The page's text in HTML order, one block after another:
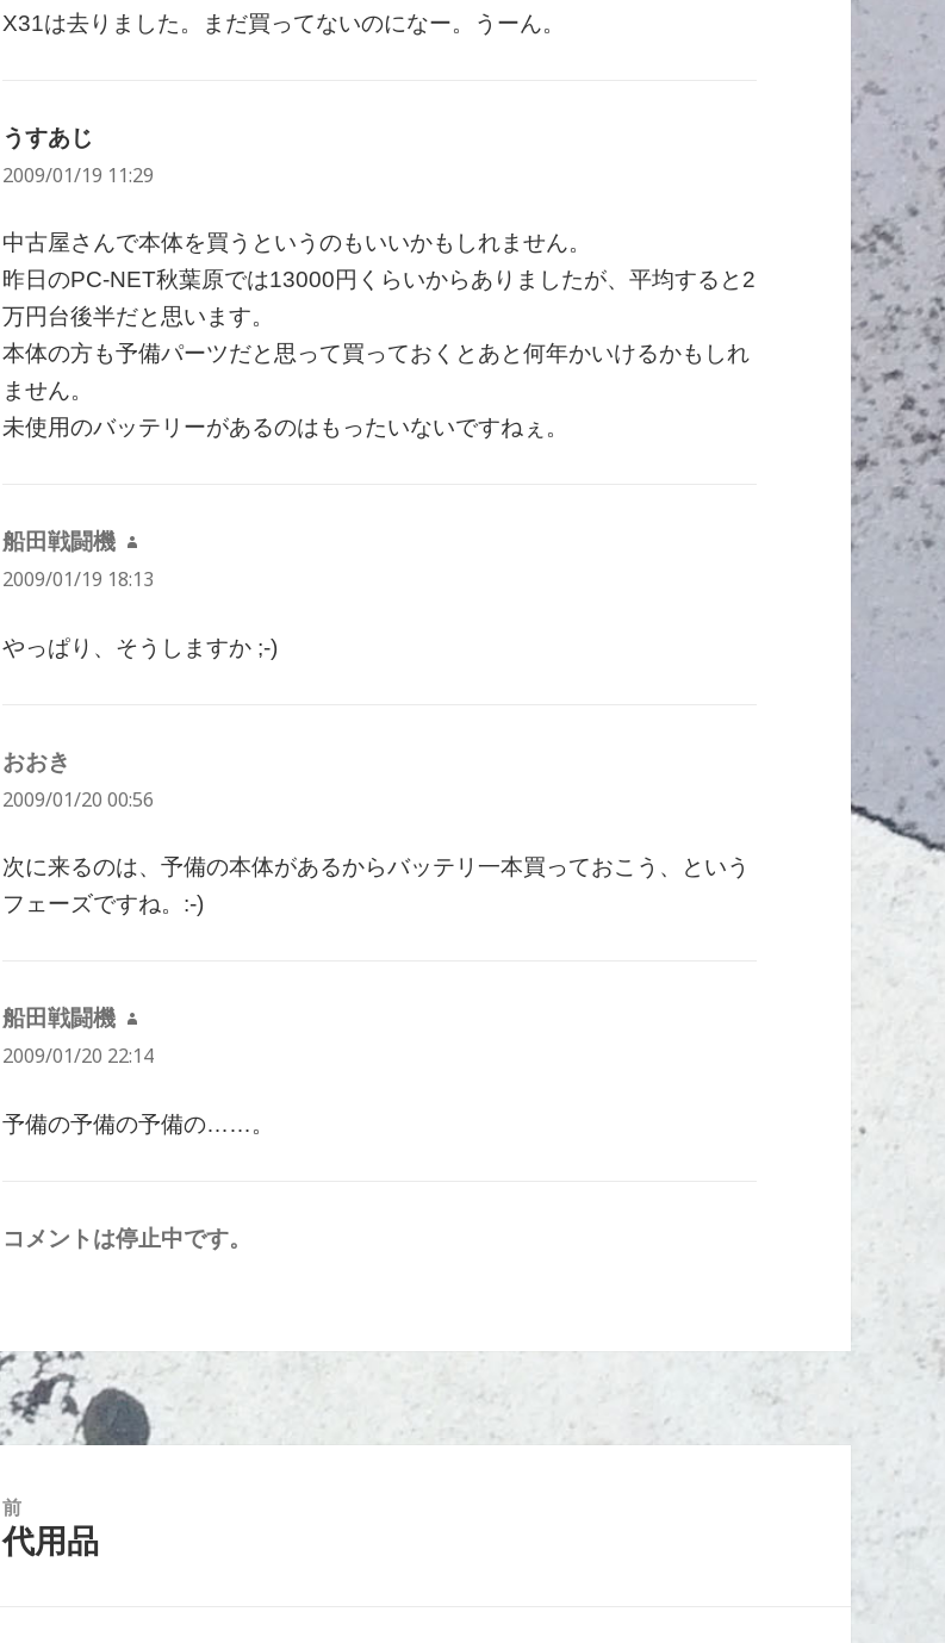
X31は去りました。まだ買ってないのになー。うーん。
うすあじ
り:
2009/01/19 11:29
中古屋さんで本体を買うというのもいいかもしれません。
昨日のPC-NET秋葉原では13000円くらいからありましたが、平均すると2
万円台後半だと思います。
本体の方も予備パーツだと思って買っておくとあと何年かいけるかもしれ
ません。
未使用のバッテリーがあるのはもったいないですねぇ。
船田戦闘機
よ
り:
2009/01/19 18:13
やっぱり、そうしますか ;-)
おおき
り:
2009/01/20 00:56
次に来るのは、予備の本体があるからバッテリ一本買っておこう、という
フェーズですね。:-)
船田戦闘機
よ
り:
2009/01/20 22:14
予備の予備の予備の……。
コメントは停止中です。
前
前
代用品